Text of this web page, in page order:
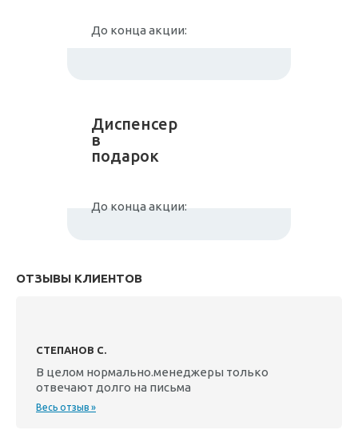
До конца акции:
Диспенсер
в
подарок
До конца акции:
ОТЗЫВЫ КЛИЕНТОВ
СТЕПАНОВ С.
В целом нормально.менеджеры только
отвечают долго на письма
Весь отзыв »